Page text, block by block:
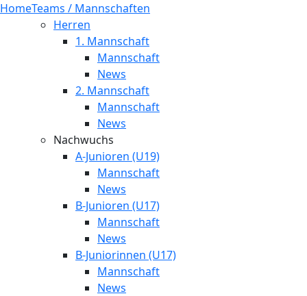
HomeTeams / Mannschaften
Herren
1. Mannschaft
Mannschaft
News
2. Mannschaft
Mannschaft
News
Nachwuchs
A-Junioren (U19)
Mannschaft
News
B-Junioren (U17)
Mannschaft
News
B-Juniorinnen (U17)
Mannschaft
News